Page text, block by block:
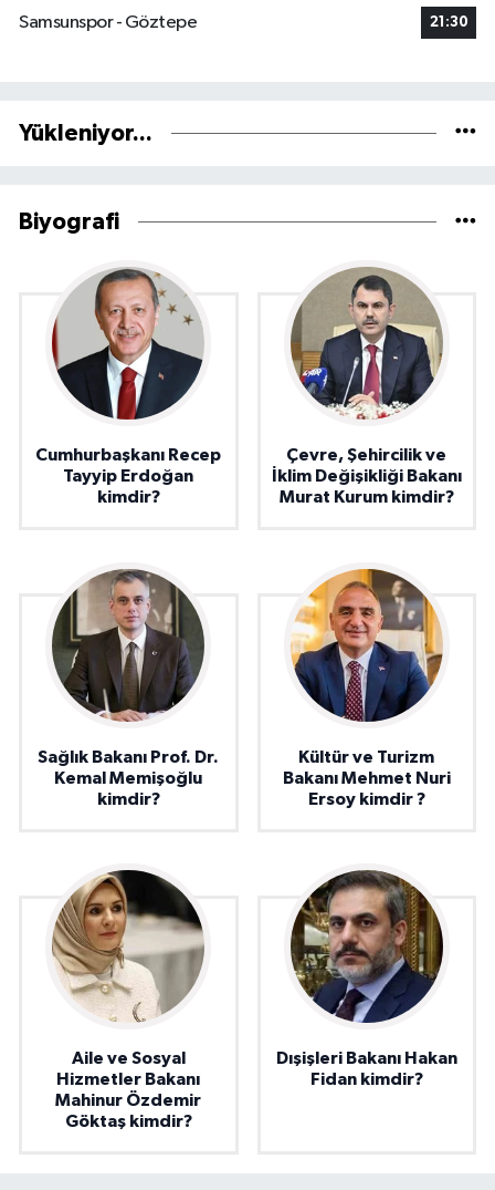
Samsunspor - Göztepe
21:30
Yükleniyor...
Biyografi
Cumhurbaşkanı Recep
Tayyip Erdoğan
kimdir?
Çevre, Şehircilik ve
İklim Değişikliği Bakanı
Murat Kurum kimdir?
Sağlık Bakanı Prof. Dr.
Kemal Memişoğlu
kimdir?
Kültür ve Turizm
Bakanı Mehmet Nuri
Ersoy kimdir ?
Aile ve Sosyal
Hizmetler Bakanı
Mahinur Özdemir
Göktaş kimdir?
Dışişleri Bakanı Hakan
Fidan kimdir?